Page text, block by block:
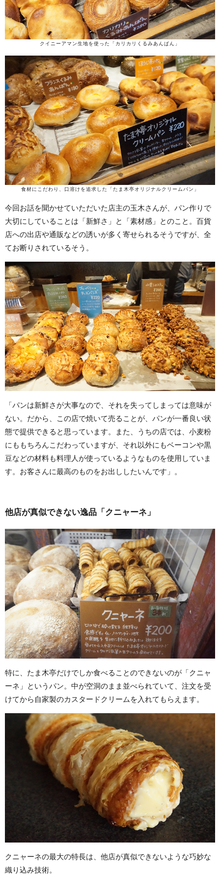
クイニーアマン生地を使った「カリカリくるみあんぱん」
食材にこだわり、口溶けを追求した「たま木亭オリジナルクリームパン」
今回お話を聞かせていただいた店主の玉木さんが、パン作りで
大切にしていることは「新鮮さ」と「素材感」とのこと。百貨
店への出店や通販などの誘いが多く寄せられるそうですが、全
てお断りされているそう。
「パンは新鮮さが大事なので、それを失ってしまっては意味が
ない。だから、この店で焼いて売ることが、パンが一番良い状
態で提供できると思っています。また、うちの店では、小麦粉
にももちろんこだわっていますが、それ以外にもベーコンや黒
豆などの材料も料理人が使っているようなものを使用していま
す。お客さんに最高のものをお出ししたいんです」。
他店が真似できない逸品「クニャーネ」
特に、たま木亭だけでしか食べることのできないのが「クニャ
ーネ」というパン。中が空洞のまま並べられていて、注文を受
けてから自家製のカスタードクリームを入れてもらえます。
クニャーネの最大の特長は、他店が真似できないような巧妙な
織り込み技術。